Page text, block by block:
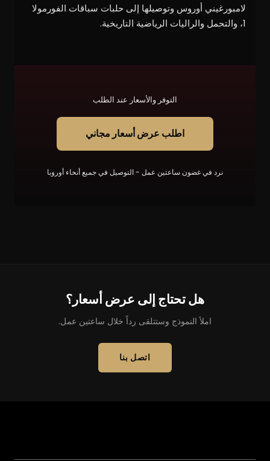
لامبورغيني أوروس وتوصيلها إلى حلبات سباقات الفورمولا
1، والتحمل والراليات الرياضية التاريخية.
التوفر والأسعار عند الطلب
اطلب عرض أسعار مجاني
نرد في غضون ساعتين عمل - التوصيل في جميع أنحاء أوروبا
هل تحتاج إلى عرض أسعار؟
املأ النموذج وستتلقى رداً خلال ساعتين عمل.
اتصل بنا